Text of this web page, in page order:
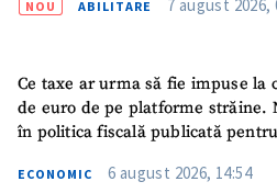
NOU ABILITARE 7 august 2026,
Ce taxe ar urma să fie impuse la
de euro de pe platforme străine.
în politica fiscală publicată
ECONOMIC 6 august 2026, 14:54